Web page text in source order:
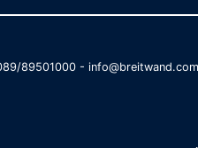
89501000 -